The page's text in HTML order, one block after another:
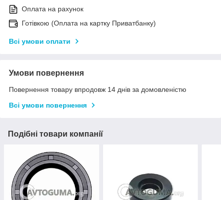
Оплата на рахунок
Готівкою (Оплата на картку Приватбанку)
Всі умови оплати
Умови повернення
Повернення товару впродовж 14 днів за домовленістю
Всі умови повернення
Подібні товари компанії